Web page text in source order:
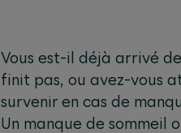
Vous est-il déjà arrivé
finit pas, ou avez-vous
survenir en cas de
Un manque de sommeil